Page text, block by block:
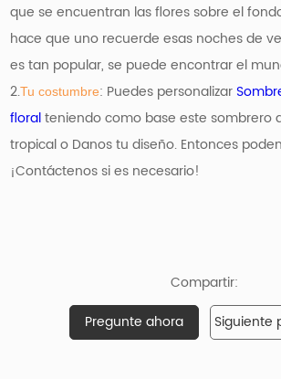
que se encuentran las flores sobre el
hace que uno recuerde esas noches de
es tan popular, se puede encontrar el
2.Tu costumbre: Puedes personalizar
floralteniendo como base este sombrero
tropical o Danos tu diseño. Entonces
¡Contáctenos si es necesario!
Compartir:
Pregunte ahora
Siguiente